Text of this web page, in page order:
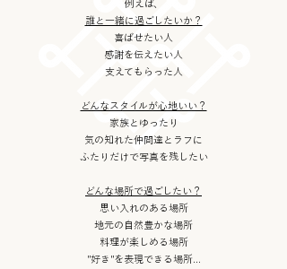
例えば、
誰と一緒に過ごしたいか？
喜ばせたい人
感謝を伝えたい人
支えてもらった人
どんなスタイルが心地いい？
家族とゆったり
気の知れた仲間達とラフに
ふたりだけで写真を残したい
どんな場所で過ごしたい？
思い入れのある場所
地元の自然豊かな場所
料理が楽しめる場所
"好き"を表現できる場所...